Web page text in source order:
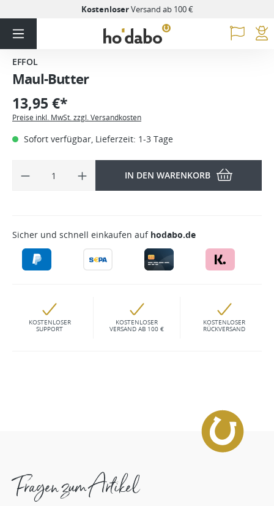
KostenloserVersand ab 100 €
EFFOL
Maul-Butter
13,95 €*
Preise inkl. MwSt. zzgl. Versandkosten
Sofort verfügbar, Lieferzeit: 1-3 Tage
IN DEN WARENKORB
Sicher und schnell einkaufen auf hodabo.de
KOSTENLOSER
SUPPORT
KOSTENLOSER
VERSAND AB 100 €
KOSTENLOSER
RÜCKVERSAND
Fragen zum Artikel